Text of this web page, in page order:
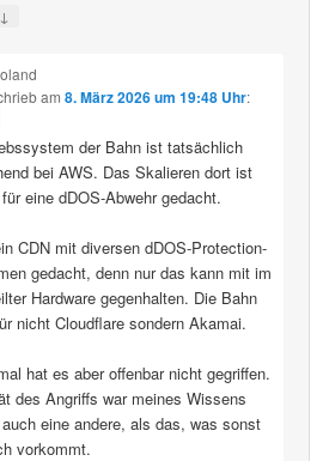
↓
schriebam 8. März 2026 um 19:48 Uhr:
der Bahn ist tatsächlich
bei AWS. Das Skalieren dort ist
eine dDOS-Abwehr gedacht.
CDN mit diversen dDOS-Protection-
gedacht, denn nur das kann mit im
Hardware gegenhalten. Die Bahn
nicht Cloudflare sondern Akamai.
hat es aber offenbar nicht gegriffen.
des Angriffs war meines Wissens
eine andere, als das, was sonst
vorkommt.